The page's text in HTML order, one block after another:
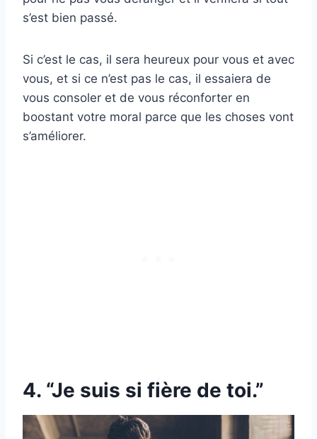
s’est bien passé.
Si c’est le cas, il sera heureux pour vous et avec
vous, et si ce n’est pas le cas, il essaiera de
vous consoler et de vous réconforter en
boostant votre moral parce que les choses vont
s’améliorer.
4. “Je suis si fière de toi.”